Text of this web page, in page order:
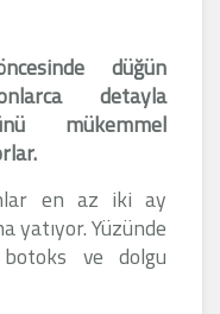
düğün
detayla
mükemmel
en az iki ay
yatıyor. Yüzünde
ve dolgu